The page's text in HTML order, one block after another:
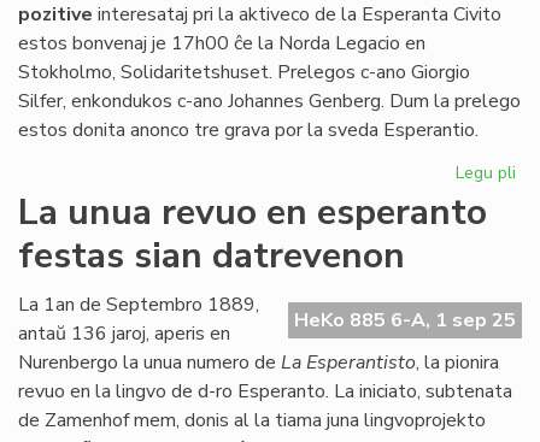
pozitive interesataj pri la aktiveco de la Esperanta Civito
estos bonvenaj je 17h00 ĉe la Norda Legacio en
Stokholmo, Solidaritetshuset. Prelegos c-ano Giorgio
Silfer, enkondukos c-ano Johannes Genberg. Dum la prelego
estos donita anonco tre grava por la sveda Esperantio.
Legu pli
La unua revuo en esperanto
festas sian datrevenon
HeKo 885 6-A, 1 sep 25
La 1an de Septembro 1889,
antaŭ 136 jaroj, aperis en
Nurenbergo la unua numero de La Esperantisto, la pionira
revuo en la lingvo de d-ro Esperanto. La iniciato, subtenata
de Zamenhof mem, donis al la tiama juna lingvoprojekto